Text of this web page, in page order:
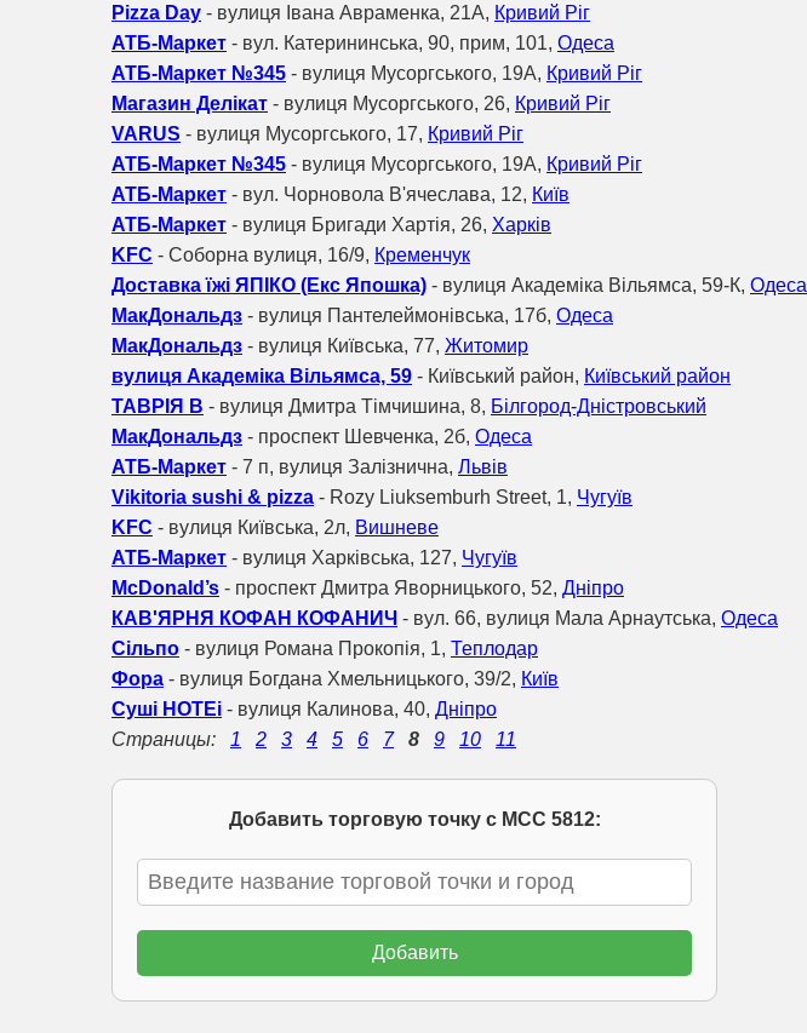
Pizza Day - вулиця Івана Авраменка, 21А, Кривий Ріг
АТБ-Маркет - вул. Катерининська, 90, прим, 101, Одеса
АТБ-Маркет №345 - вулиця Мусоргського, 19А, Кривий Ріг
Магазин Делікат - вулиця Мусоргського, 26, Кривий Ріг
VARUS - вулиця Мусоргського, 17, Кривий Ріг
АТБ-Маркет №345 - вулиця Мусоргського, 19А, Кривий Ріг
АТБ-Маркет - вул. Чорновола В'ячеслава, 12, Київ
АТБ-Маркет - вулиця Бригади Хартія, 26, Харків
KFC - Соборна вулиця, 16/9, Кременчук
Доставка їжі ЯПІКО (Екс Япошка) - вулиця Академіка Вільямса, 59-К, Одеса
МакДональдз - вулиця Пантелеймонівська, 17б, Одеса
МакДональдз - вулиця Київська, 77, Житомир
вулиця Академіка Вільямса, 59 - Київський район, Київський район
ТАВРІЯ В - вулиця Дмитра Тімчишина, 8, Білгород-Дністровський
МакДональдз - проспект Шевченка, 2б, Одеса
АТБ-Маркет - 7 п, вулиця Залізнична, Львів
Vikitoria sushi & pizza - Rozy Liuksemburh Street, 1, Чугуїв
KFC - вулиця Київська, 2л, Вишневе
АТБ-Маркет - вулиця Харківська, 127, Чугуїв
McDonald’s - проспект Дмитра Яворницького, 52, Дніпро
КАВ'ЯРНЯ КОФАН КОФАНИЧ - вул. 66, вулиця Мала Арнаутська, Одеса
Сільпо - вулиця Романа Прокопія, 1, Теплодар
Фора - вулиця Богдана Хмельницького, 39/2, Київ
Суші HOTEi - вулиця Калинова, 40, Дніпро
Страницы: 1 2 3 4 5 6 7 8 9 10 11
Добавить торговую точку с МСС 5812: